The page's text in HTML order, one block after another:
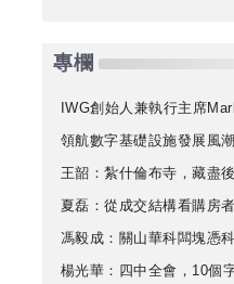
專欄
IWG創始人兼執行主席
領航數字基礎設施發展風
王韶：紮什倫布寺，藏盡
夏磊：從成交結構看購房
馮毅成：關山華科闆塊憑
楊光華：四中全會，10個